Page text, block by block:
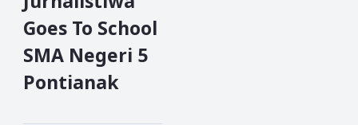
Goes To School
SMA Negeri 5
Pontianak